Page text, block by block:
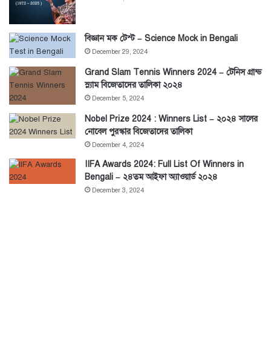
বিজ্ঞান মক টেস্ট – Science Mock in Bengali
December 29, 2024
Grand Slam Tennis Winners 2024 – টেনিস গ্রান্ড
স্ল্যাম বিজেতাদের তালিকা ২০২৪
December 5, 2024
Nobel Prize 2024 : Winners List – ২০২৪ সালের
নোবেল পুরস্কার বিজেতাদের তালিকা
December 4, 2024
IIFA Awards 2024: Full List Of Winners in
Bengali – ২৪তম আইফা অ্যাওয়ার্ড ২০২৪
December 3, 2024